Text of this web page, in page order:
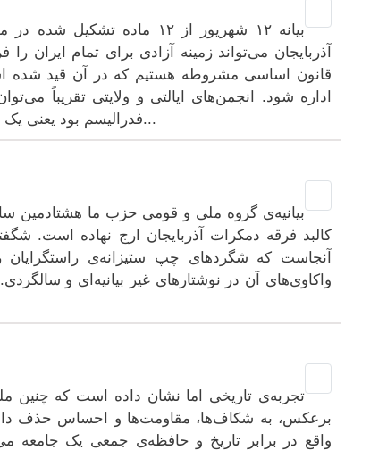
بیانه ۱۲ شهریور از ۱۲
آذربایجان می‌تواند زمینه آزادی برای تمام ایران
قانون اساسی مشروطه هستیم که در آن قید شده
اداره شود. انجمن‌های ایالتی و ولایتی تقریباً
فدرالیسم بود یعنی یک نظامی بود که در مجموعه ایران یک نظام فدرال حاکم میشد...
واکاوی‌های آن در نوشتارهای غیر بیانیه‌ای و
تجربه‌ی تاریخی اما نشان داده است که چنین
برعکس، به شکاف‌ها، مقاومت‌ها و احساس حذف
واقع در برابر تاریخ و حافظه‌ی جمعی یک جامعه